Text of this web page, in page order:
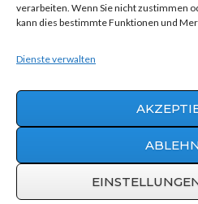
verarbeiten. Wenn Sie nicht zustimmen
kann dies bestimmte Funktionen und
Dienste verwalten
0711 - 24 83 517
Hohnerstraße 25
Werbeagentur